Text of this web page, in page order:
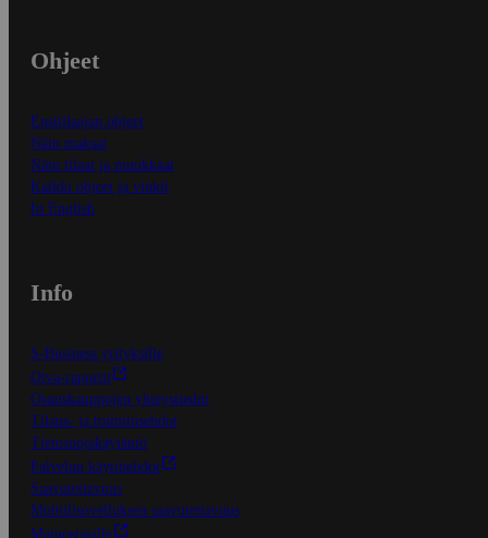
Ohjeet
Ensitilaajan ohjeet
Näin maksat
Näin tilaat ja muokkaat
Kaikki ohjeet ja vinkit
In English
Info
S-Business yrityksille
Oiva-raportit
Osuuskauppojen yhteystiedot
Tilaus- ja toimitusehdot
Tietosuojakäytäntö
Palvelun käyttöehdot
Saavutettavuus
Mobiilisovelluksen saavutettavuus
Mainostajalle